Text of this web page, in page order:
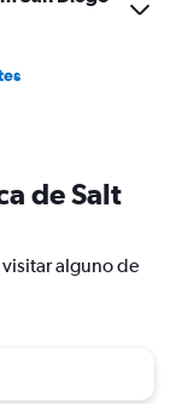
de Salt
visitar alguno de